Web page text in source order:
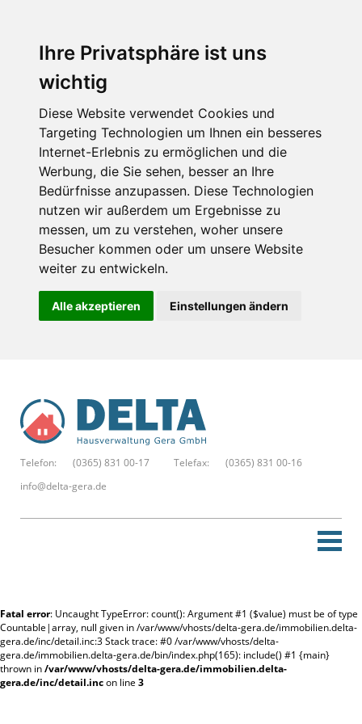
Ihre Privatsphäre ist uns
wichtig
Diese Website verwendet Cookies und
Targeting Technologien um Ihnen ein besseres
Internet-Erlebnis zu ermöglichen und die
Werbung, die Sie sehen, besser an Ihre
Bedürfnisse anzupassen. Diese Technologien
nutzen wir außerdem um Ergebnisse zu
messen, um zu verstehen, woher unsere
Besucher kommen oder um unsere Website
weiter zu entwickeln.
Alle akzeptieren Einstellungen ändern
Telefon: (0365) 831 00-17 Telefax:
(0365) 831 00-16
info@delta-gera.de
Neue Suche
Merkzettel
Fatal error: Uncaught TypeError: count(): Argument #1 ($value) must be of type
Countable|array, null given in /var/www/vhosts/delta-gera.de/immobilien.delta-
gera.de/inc/detail.inc:3 Stack trace: #0 /var/www/vhosts/delta-
gera.de/immobilien.delta-gera.de/bin/index.php(165): include() #1 {main}
thrown in/var/www/vhosts/delta-gera.de/immobilien.delta-
gera.de/inc/detail.incon line 3